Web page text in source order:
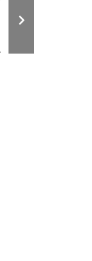
MALCOM ファン